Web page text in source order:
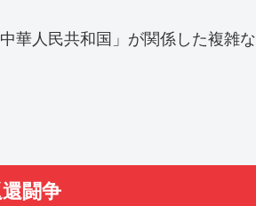
華人民共和国」が関係した複雑な
闘争